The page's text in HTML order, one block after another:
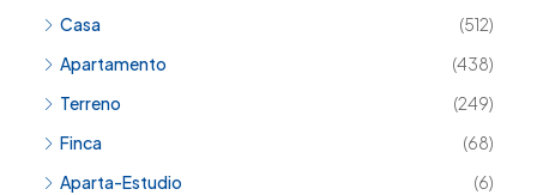
Casa
(512)
Apartamento
(438)
Terreno
(249)
Finca
(68)
Aparta-Estudio
(6)